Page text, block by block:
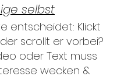
selbst
entscheidet: Klickt
scrollt er vorbei?
oder Text muss
wecken &